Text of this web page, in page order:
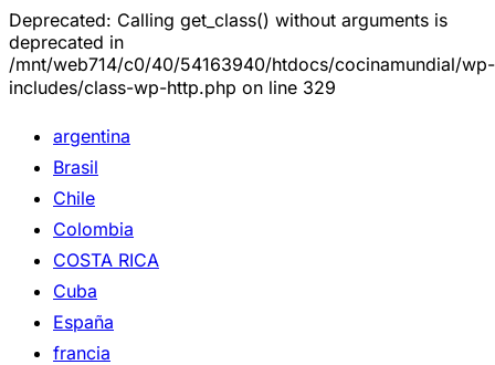
Deprecated: Calling get_class() without arguments is
deprecated in
/mnt/web714/c0/40/54163940/htdocs/cocinamundial/wp-
includes/class-wp-http.php on line 329
argentina
Brasil
Chile
Colombia
COSTA RICA
Cuba
España
francia